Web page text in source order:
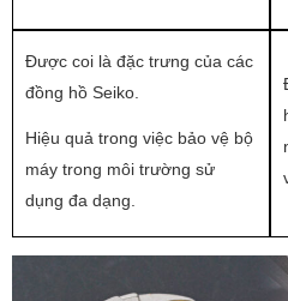
Được coi là đặc trưng của các
đồng hồ Seiko.
Hiệu quả trong việc bảo vệ bộ
máy trong môi trường sử
dụng đa dạng.